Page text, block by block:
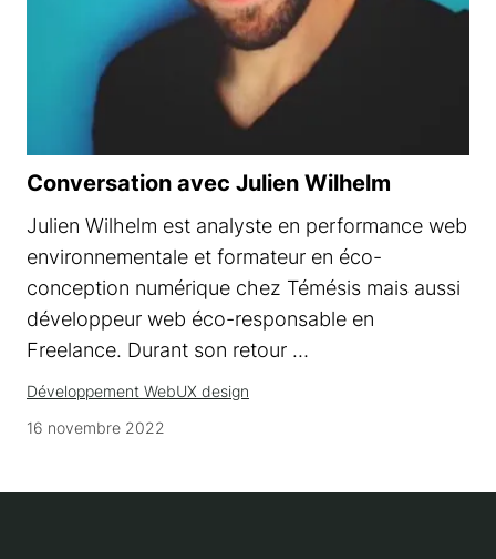
Conversation avec Julien Wilhelm
Julien Wilhelm est analyste en performance web
environnementale et formateur en éco-
conception numérique chez Témésis mais aussi
développeur web éco-responsable en
Freelance. Durant son retour …
Développement WebUX design
16 novembre 2022